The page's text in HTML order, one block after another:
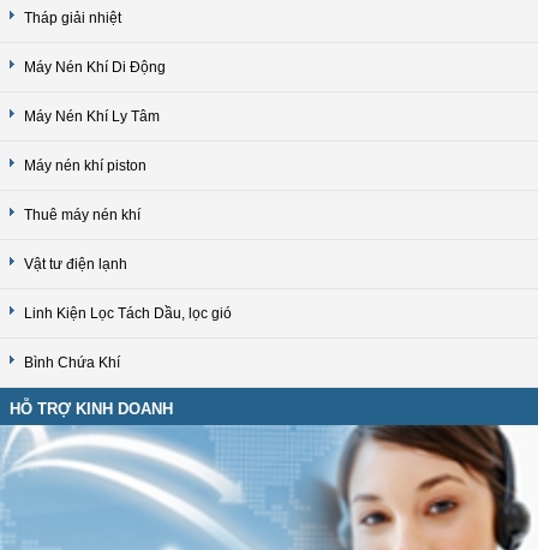
Tháp giải nhiệt
Máy Nén Khí Di Động
Máy Nén Khí Ly Tâm
Máy nén khí piston
Thuê máy nén khí
Vật tư điện lạnh
Linh Kiện Lọc Tách Dầu, lọc gió
Bình Chứa Khí
HỖ TRỢ KINH DOANH